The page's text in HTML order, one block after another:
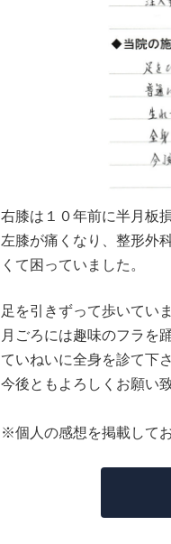
右膝は１０年前に半月板
左膝が痛くなり、整形外
くて困っていました。
足を引きずって歩いてい
月ごろには趣味のフラを
ていねいに全身を診て下
今後ともよろしくお願い
※個人の感想を掲載して